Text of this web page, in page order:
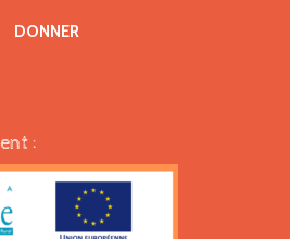
DONNER
: